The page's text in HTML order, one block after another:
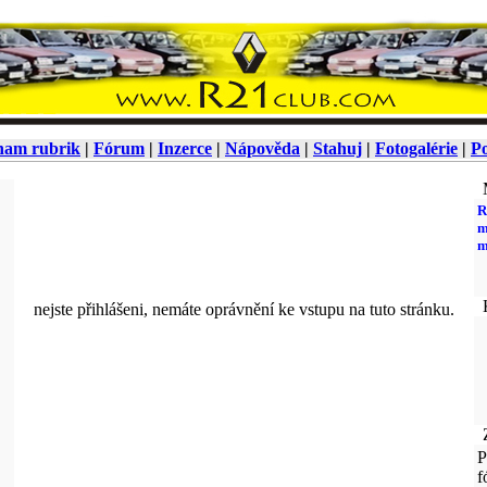
rubrik | Fórum | Inzerce | Nápověda | Stahuj | Fotogalérie |
nejste přihlášeni, nemáte oprávnění ke vstupu na tuto stránku.